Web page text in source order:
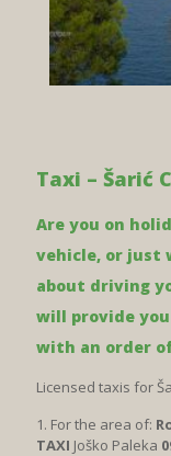
Taxi – Šarić
Are you on
vehicle, or just
about driving
will provide
with an order
Licensed taxis for
1. For the area of:
TAXI Joško Paleka